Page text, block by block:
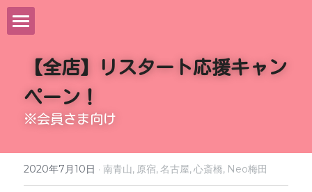
パワーヒップネスとは
レッスン体験・導入施設
資格をとる
【全店】リスタート応援キャン
ペーン！
※会員さま向け
2020年7月10日 · 南青山, 原宿,名古屋,心斎橋, Neo梅田